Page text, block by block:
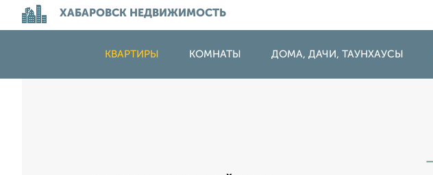
ХАБАРОВСК НЕДВИЖИМОСТЬ
КВАРТИРЫ КОМНАТЫ ДОМА, ДАЧИ, ТАУНХАУСЫ